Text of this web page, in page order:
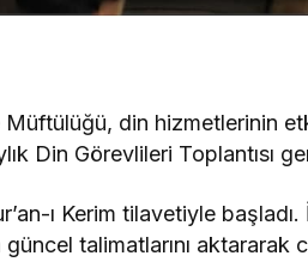
Müftülüğü, din hizmetlerinin
Din Görevlileri Toplantısı
ı Kerim tilavetiyle
güncel talimatlarını